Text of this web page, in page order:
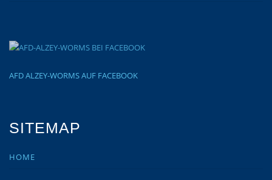
AFD ALZEY-WORMS AUF FACEBOOK
SITEMAP
HOME